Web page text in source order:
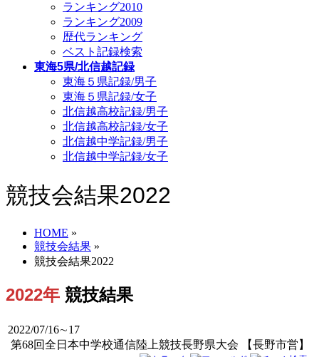
ランキング2010
ランキング2009
歴代ランキング
ベスト記録検索
東海5県/北信越記録
東海５県記録/男子
東海５県記録/女子
北信越高校記録/男子
北信越高校記録/女子
北信越中学記録/男子
北信越中学記録/女子
競技会結果2022
HOME »
競技会結果 »
競技会結果2022
2022年 競技結果
2022/07/16∼17
第68回全日本中学校通信陸上競技長野県大会 【長野市営】